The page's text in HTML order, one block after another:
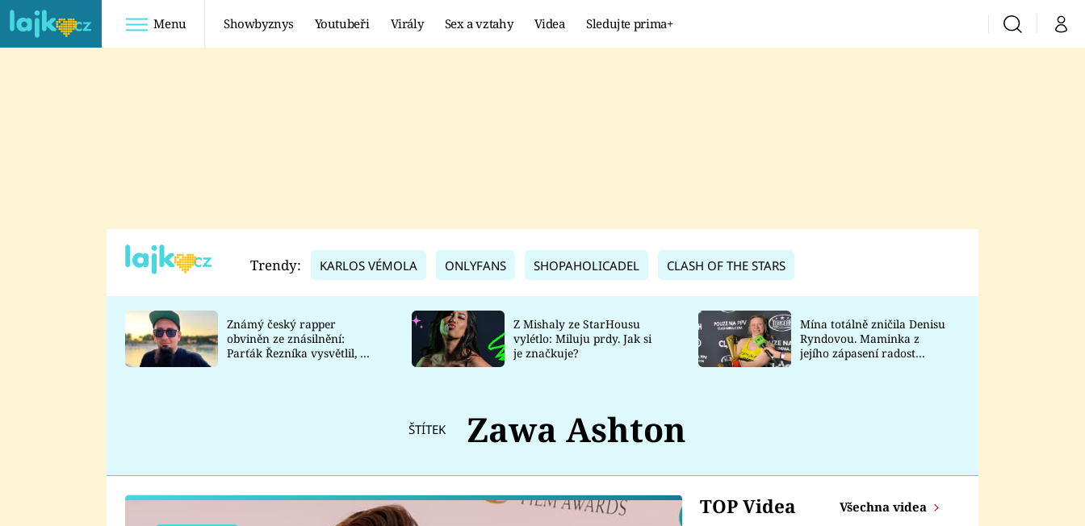
Menu Showbyznys Youtubeři Virály Sex a vztahy Videa Sledujte prima+ VyhledáváníMůj
TADEÁŠ KUBĚNKA
DATEL
Prima Lajk
Sledujte nás
Trendy: KARLOS VÉMOLA ONLYFANS SHOPAHOLICADEL CLASH OF THE STARS
Známý český rapper
obviněn ze znásilnění:
Parťák Řezníka vysvětlil, co
Z Mishaly ze StarHousu
vylétlo: Miluju prdy. Jak si
je značkuje?
Mína totálně zničila Denisu
Ryndovou. Maminka z
jejího zápasení radost
ŠTÍTEK Zawa Ashton
TOP Videa Všechna videa